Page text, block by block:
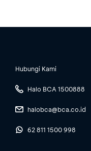
Hubungi Kami
Halo BCA 1500888
halobca@bca.co.id
62 811 1500 998